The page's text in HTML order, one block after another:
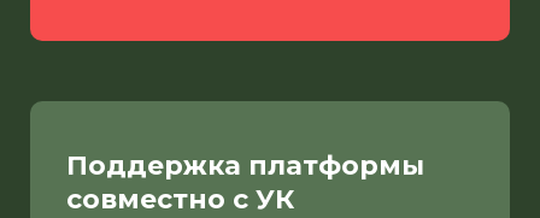
Поддержка платформы
совместно с УК